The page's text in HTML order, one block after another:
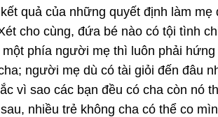
quả của những quyết định làm
cho cùng, đứa bé nào có tội tình
phía người mẹ thì luôn phải
người mẹ dù có tài giỏi đến đâu
vì sao các bạn đều có cha còn nó
nhiều trẻ không cha có thể co